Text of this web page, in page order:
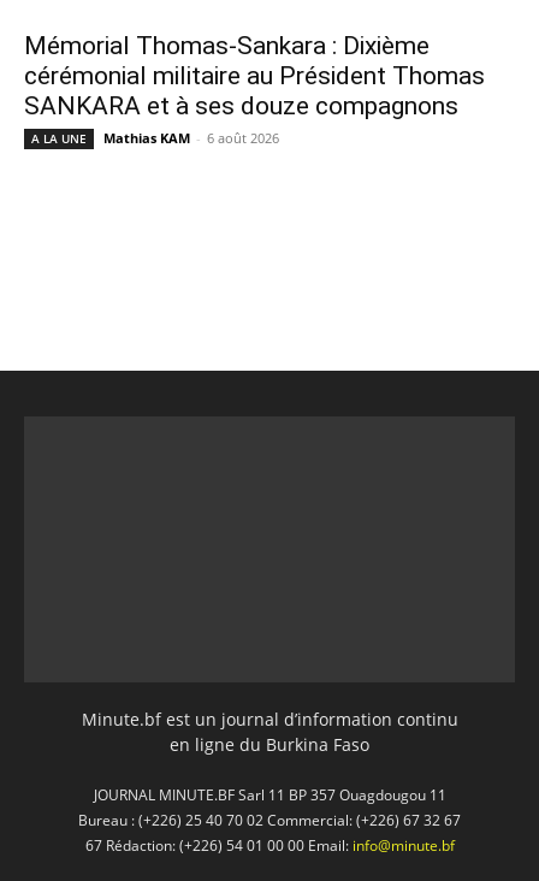
Mémorial Thomas-Sankara : Dixième
cérémonial militaire au Président Thomas
SANKARA et à ses douze compagnons
A LA UNE Mathias KAM - 6 août 2026
Minute.bf est un journal d’information continu
en ligne du Burkina Faso
JOURNAL MINUTE.BF Sarl 11 BP 357 Ouagdougou 11
Bureau : (+226) 25 40 70 02 Commercial: (+226) 67 32 67
67 Rédaction: (+226) 54 01 00 00 Email: info@minute.bf